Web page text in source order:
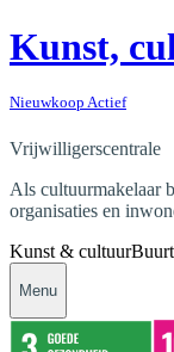
Kunst,
Nieuwkoop Actief
Vrijwilligerscentrale
Als cultuurmakelaar
organisaties en
Kunst & cultuur
Menu